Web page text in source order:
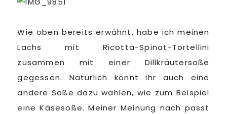
Wie oben bereits erwähnt, habe ich meinen
Lachs mit Ricotta-Spinat-Tortellini
zusammen mit einer Dillkräutersoße
gegessen. Natürlich könnt ihr auch eine
andere Soße dazu wählen, wie zum Beispiel
eine Käsesoße. Meiner Meinung nach passt